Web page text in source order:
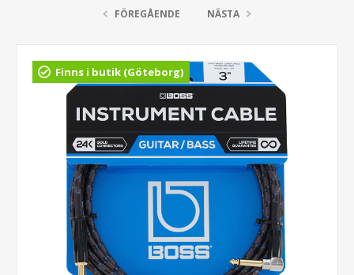
FÖREGÅENDE NÄSTA
Finns i butik (Göteborg)